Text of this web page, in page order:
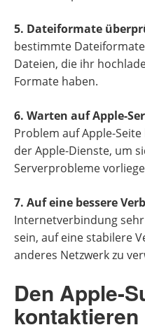
5. Dateiformate
bestimmte
Dateien, die ihr
Formate haben.
6. Warten auf Apple-
Problem auf Apple-
der Apple-Dienste, um
Serverprobleme
7. Auf eine bessere
Internetverbindung
sein, auf eine stabilere
anderes Netzwerk zu
Den Apple-
kontaktieren